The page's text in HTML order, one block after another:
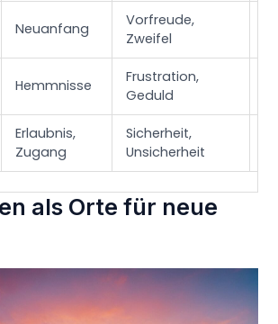
Neuanfang
Vorfreude,
Zweifel
Hemmnisse
Frustration,
Geduld
Erlaubnis,
Zugang
Sicherheit,
Unsicherheit
als Orte für neue